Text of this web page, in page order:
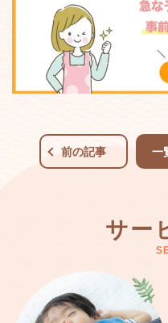
前の記事 一
サー